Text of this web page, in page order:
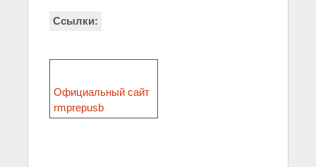
Ссылки:
Официальный сайт
rmprepusb